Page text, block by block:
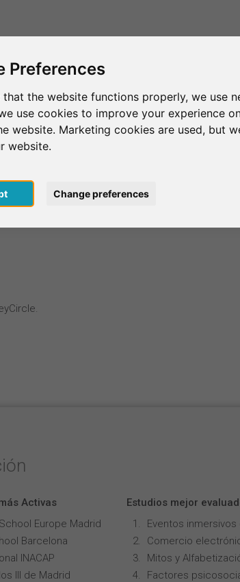
Preferences
that the website functions properly, we use
use cookies to improve your experience
website. Marketing cookies are used, but
website.
Change preferences
Activas
Europe Madrid
Barcelona
INACAP
III de Madrid
Estudios mejor
Eventos
Comercio
Mitos y
Factores